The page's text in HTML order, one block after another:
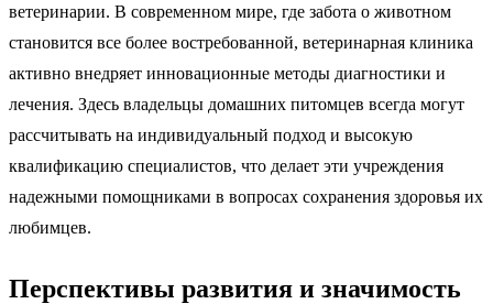
ветеринарии. В современном мире, где забота о животном
становится все более востребованной, ветеринарная клиника
активно внедряет инновационные методы диагностики и
лечения. Здесь владельцы домашних питомцев всегда могут
рассчитывать на индивидуальный подход и высокую
квалификацию специалистов, что делает эти учреждения
надежными помощниками в вопросах сохранения здоровья их
любимцев.
Перспективы развития и значимость